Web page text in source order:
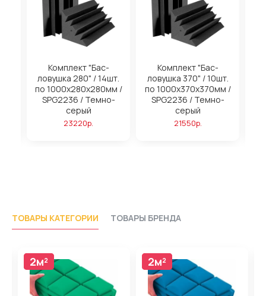
Комплект "Бас-
ловушка 280" / 14шт.
по 1000х280х280мм /
SPG2236 / Темно-
серый
23220р.
Комплект "Бас-
ловушка 370" / 10шт.
по 1000х370х370мм /
SPG2236 / Темно-
серый
21550р.
ТОВАРЫ КАТЕГОРИИ ТОВАРЫ БРЕНДА
2м²
2м² 2м²
2м²